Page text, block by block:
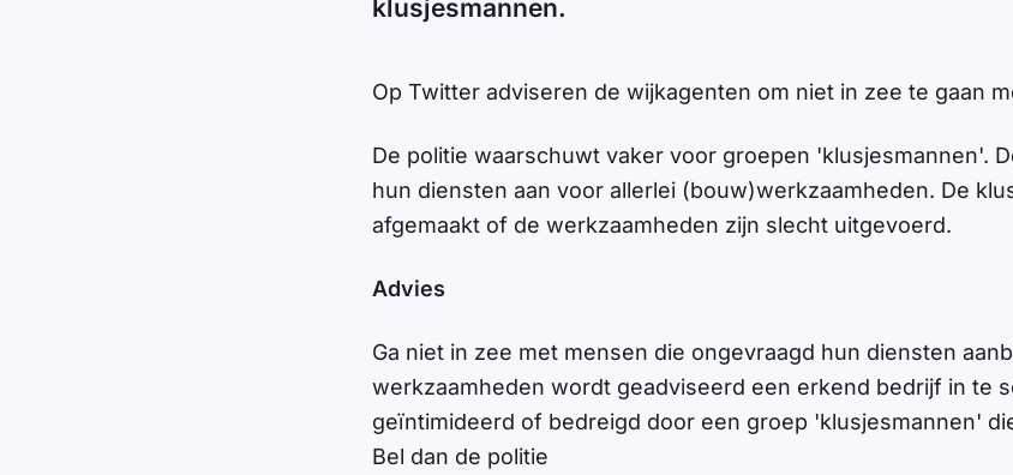
klusjesmannen.
Op Twitter adviseren de wijkagenten om niet in zee te gaan
De politie waarschuwt vaker voor groepen 'klusjesmannen'.
hun diensten aan voor allerlei (bouw)werkzaamheden. De
afgemaakt of de werkzaamheden zijn slecht uitgevoerd.
Advies
Ga niet in zee met mensen die ongevraagd hun diensten
werkzaamheden wordt geadviseerd een erkend bedrijf in te
geïntimideerd of bedreigd door een groep 'klusjesmannen'
Bel dan de politie